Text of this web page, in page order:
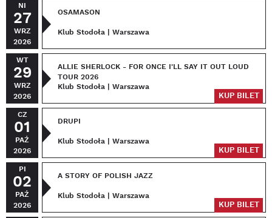
NI
27
WRZ
2026
OSAMASON
Klub Stodoła | Warszawa
WT
29
WRZ
2026
ALLIE SHERLOCK - FOR ONCE I'LL SAY IT OUT LOUD
TOUR 2026
Klub Stodoła | Warszawa
KUP BILET
CZ
01
PAŹ
2026
DRUPI
Klub Stodoła | Warszawa
KUP BILET
PI
02
PAŹ
2026
A STORY OF POLISH JAZZ
Klub Stodoła | Warszawa
KUP BILET